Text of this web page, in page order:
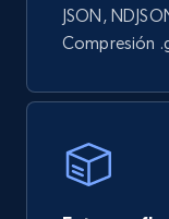
eCommerce
821+
JSON,
Compresión